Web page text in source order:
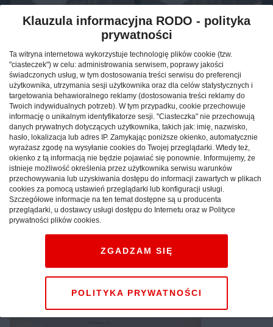
polska retro - retro poland 30.10.2015
Czarny Staw Gąsiennicowy
przewodnik retro 1879
MAŁOPOLSKIE: Przewodnik po Czarnym Stawie
Gąsiennicowym z roku 1879, który ukazał się
nakładem wydawnictwa Kraków: Towarzystwo
Tatrzańskie.
Reklama
Klauzula informacyjna RODO - polityka
prywatności
Ta witryna internetowa wykorzystuje technologię plików cookie (tzw.
"ciasteczek") w celu: administrowania serwisem, poprawy jakości
świadczonych usług, w tym dostosowania treści serwisu do preferencji
użytkownika, utrzymania sesji użytkownika oraz dla celów statystycznych i
targetowania behawioralnego reklamy (dostosowania treści reklamy do
Twoich indywidualnych potrzeb). W tym przypadku, cookie przechowuje
informację o unikalnym identyfikatorze sesji. "Ciasteczka" nie przechowują
danych prywatnych dotyczących użytkownika, takich jak: imię, nazwisko,
hasło, lokalizacja lub adres IP. Zamykając poniższe okienko, automatycznie
wyrażasz zgodę na wysyłanie cookies do Twojej przeglądarki. Wtedy też,
okienko z tą informacją nie będzie pojawiać się ponownie. Informujemy, że
istnieje możliwość określenia przez użytkownika serwisu warunków
przechowywania lub uzyskiwania dostępu do informacji zawartych w plikach
cookies za pomocą ustawień przeglądarki lub konfiguracji usługi.
Szczegółowe informacje na ten temat dostępne są u producenta
przeglądarki, u dostawcy usługi dostępu do Internetu oraz w Polityce
prywatności plików cookies.
POLITYKA PRYWATNOŚCI
ZGADZAM SIĘ